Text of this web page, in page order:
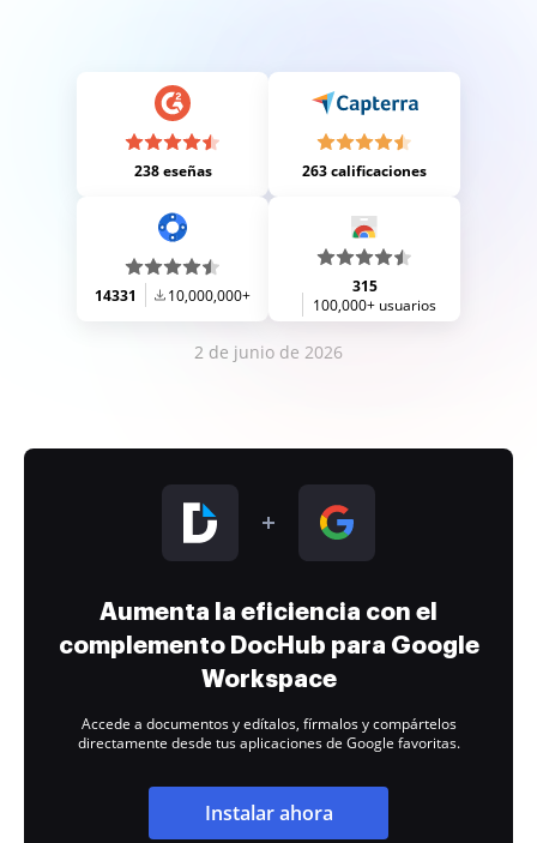
238 eseñas 263 calificaciones
14331 10,000,000+
315
100,000+ usuarios
2 de junio de 2026
Aumenta la eficiencia con el
complemento DocHub para Google
Workspace
Accede a documentos y edítalos, fírmalos y compártelos
directamente desde tus aplicaciones de Google favoritas.
Instalar ahora